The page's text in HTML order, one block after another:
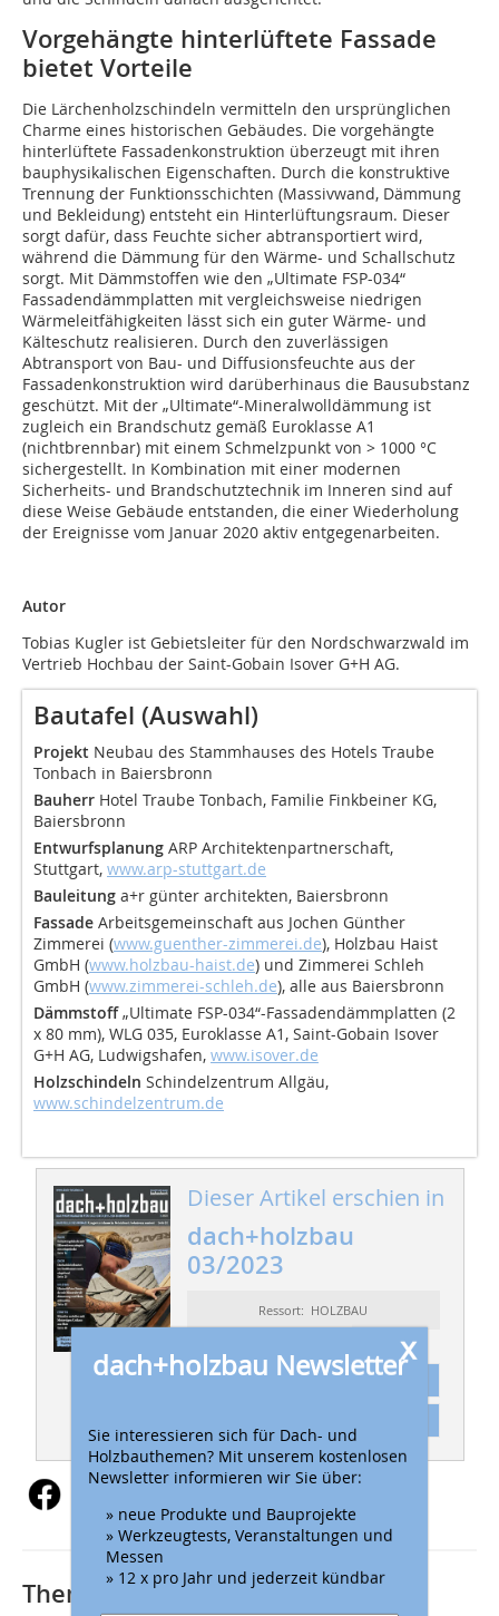
Vorgehängte hinterlüftete Fassade
bietet Vorteile
Die Lärchenholzschindeln vermitteln den ursprünglichen
Charme eines historischen Gebäudes. Die vorgehängte
hinterlüftete Fassadenkonstruktion überzeugt mit ihren
bauphysikalischen Eigenschaften. Durch die konstruktive
Trennung der Funktionsschichten (Massivwand, Dämmung
und Bekleidung) entsteht ein Hinterlüf­tungsraum. Dieser
sorgt dafür, dass Feuchte sicher abtransportiert wird,
während die Dämmung für den Wärme- und Schallschutz
sorgt. Mit Dämmstoffen wie den „Ultimate FSP-034“
Fassadendämmplatten mit vergleichsweise niedrigen
Wärmeleitfähigkeiten lässt sich ein guter Wärme- und
Kälteschutz realisieren. Durch den zuverlässigen
Abtransport von Bau- und Diffusionsfeuchte aus der
Fassadenkonstruktion wird darüberhinaus die Bausubstanz
geschützt. Mit der „Ultimate“-Mineralwolldämmung ist
zugleich ein Brandschutz gemäß Euroklasse A1
(nichtbrennbar) mit einem Schmelzpunkt von > 1000 °C
sichergestellt. In Kombination mit einer modernen
Sicherheits- und Brandschutztechnik im Inneren sind auf
diese Weise Gebäude entstanden, die einer Wiederholung
der Ereignisse vom Januar 2020 aktiv entgegenarbeiten.
Autor
Tobias Kugler ist Gebietsleiter für den Nordschwarzwald im
Vertrieb Hochbau der Saint-Gobain Isover G+H AG.
Bautafel (Auswahl)
Projekt Neubau des Stammhauses des Hotels Traube
Tonbach in Baiersbronn
Bauherr Hotel Traube Tonbach, Familie Finkbeiner KG,
Baiersbronn
Entwurfsplanung ARP Architektenpartnerschaft,
Stuttgart, www.arp-stuttgart.de
Bauleitung a+r günter architekten, Baiersbronn
Fassade Arbeitsgemeinschaft aus Jochen Günther
Zimmerei (www.guenther-zimmerei.de), Holzbau Haist
GmbH (www.holzbau-haist.de) und Zimmerei Schleh
GmbH (www.zimmerei-schleh.de), alle aus Baiersbronn
Dämmstoff„Ultimate FSP-034“-Fassadendämmplatten (2
x 80 mm), WLG 035, Euroklasse A1, Saint-Gobain Isover
G+H AG, Ludwigshafen, www.isover.de
Holzschindeln Schindelzentrum Allgäu,
www.schindelzentrum.de
Dieser Artikel erschien in
dach+holzbau
03/2023
Ressort: HOLZBAU
Abonnement
x
dach+holzbau Newsletter
Sie interessieren sich für Dach- und
Holzbauthemen? Mit unserem kostenlosen
Newsletter informieren wir Sie über:
» neue Produkte und Bauprojekte
» Werkzeugtests, Veranstaltungen und
Messen
» 12 x pro Jahr und jederzeit kündbar
Thematisch passende Artikel: